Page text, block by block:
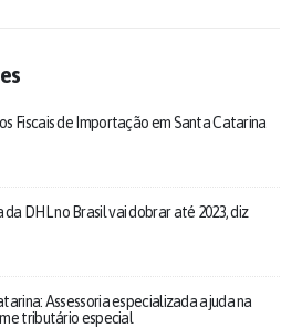
Fiscais de Importação em Santa Catarina
da DHL no Brasil vai dobrar até 2023, diz
Assessoria especializada ajuda na
tributário especial